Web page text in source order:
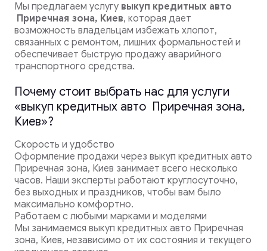
Мы предлагаем услугу выкуп кредитных авто
Приречная зона, Киев, которая дает
возможность владельцам избежать хлопот,
связанных с ремонтом, лишних формальностей и
обеспечивает быструю продажу аварийного
транспортного средства.
Почему стоит выбрать нас для услуги
«выкуп кредитных авто Приречная зона,
Киев»?
Скорость и удобство
Оформление продажи через выкуп кредитных авто
Приречная зона, Киев занимает всего несколько
часов. Наши эксперты работают круглосуточно,
без выходных и праздников, чтобы вам было
максимально комфортно.
Работаем с любыми марками и моделями
Мы занимаемся выкуп кредитных авто Приречная
зона, Киев, независимо от их состояния и текущего